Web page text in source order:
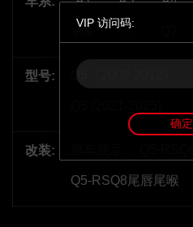
A8 Q5
型号:
改装:
Q5-RSQ8尾唇尾喉
VIP 访问码:
确定